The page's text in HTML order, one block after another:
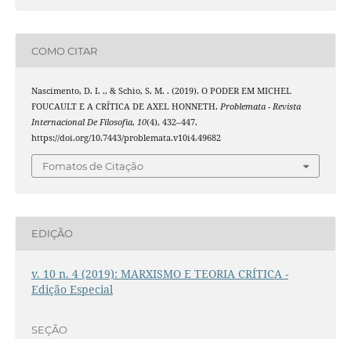
COMO CITAR
Nascimento, D. I. ., & Schio, S. M. . (2019). O PODER EM MICHEL
FOUCAULT E A CRÍTICA DE AXEL HONNETH. Problemata - Revista
Internacional De Filosofia, 10(4), 432–447.
https://doi.org/10.7443/problemata.v10i4.49682
Fomatos de Citação
EDIÇÃO
v. 10 n. 4 (2019): MARXISMO E TEORIA CRÍTICA -
Edição Especial
SEÇÃO